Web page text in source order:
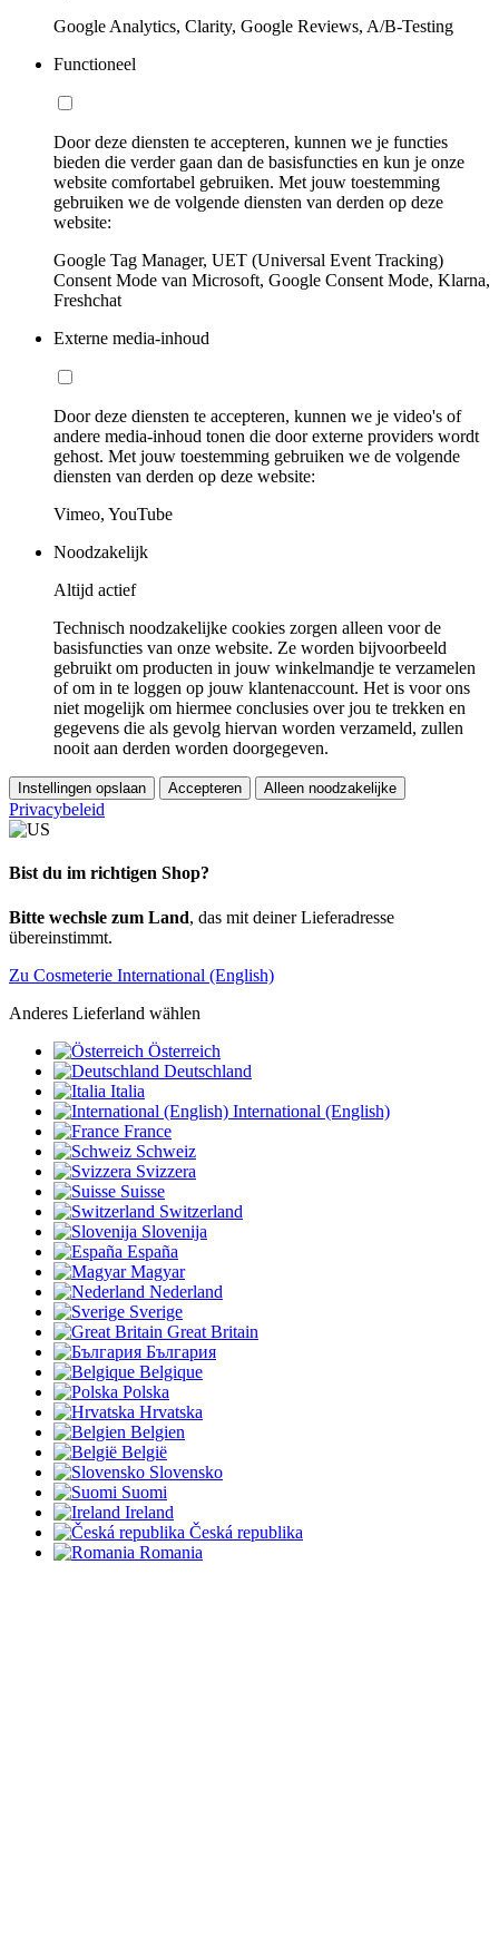
Google Analytics, Clarity, Google Reviews, A/B-Testing
Functioneel
Door deze diensten te accepteren, kunnen we je functies
bieden die verder gaan dan de basisfuncties en kun je onze
website comfortabel gebruiken. Met jouw toestemming
gebruiken we de volgende diensten van derden op deze
website:
Google Tag Manager, UET (Universal Event Tracking)
Consent Mode van Microsoft, Google Consent Mode, Klarna,
Freshchat
Externe media-inhoud
Door deze diensten te accepteren, kunnen we je video's of
andere media-inhoud tonen die door externe providers wordt
gehost. Met jouw toestemming gebruiken we de volgende
diensten van derden op deze website:
Vimeo, YouTube
Noodzakelijk
Altijd actief
Technisch noodzakelijke cookies zorgen alleen voor de
basisfuncties van onze website. Ze worden bijvoorbeeld
gebruikt om producten in jouw winkelmandje te verzamelen
of om in te loggen op jouw klantenaccount. Het is voor ons
niet mogelijk om hiermee conclusies over jou te trekken en
gegevens die als gevolg hiervan worden verzameld, zullen
nooit aan derden worden doorgegeven.
Instellingen opslaan Accepteren Alleen noodzakelijke
Privacybeleid
Bist du im richtigen Shop?
Bitte wechsle zum Land, das mit deiner Lieferadresse
übereinstimmt.
Zu Cosmeterie International (English)
Anderes Lieferland wählen
Österreich
Deutschland
Italia
International (English)
France
Schweiz
Svizzera
Suisse
Switzerland
Slovenija
España
Magyar
Nederland
Sverige
Great Britain
България
Belgique
Polska
Hrvatska
Belgien
België
Slovensko
Suomi
Ireland
Česká republika
Romania